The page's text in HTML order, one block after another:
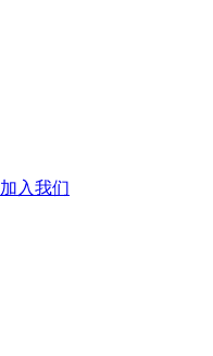
加入我们